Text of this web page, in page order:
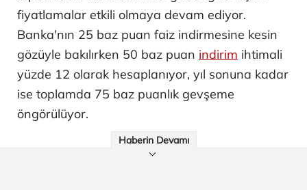
fiyatlamalar etkili olmaya devam ediyor.
Banka'nın 25 baz puan faiz indirmesine kesin
gözüyle bakılırken 50 baz puan indirim ihtimali
yüzde 12 olarak hesaplanıyor, yıl sonuna kadar
ise toplamda 75 baz puanlık gevşeme
öngörülüyor.
Haberin Devamı